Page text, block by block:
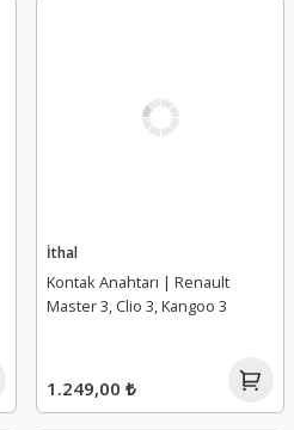
İthal
Kontak Anahtarı | Renault
Master 3, Clio 3, Kangoo 3
1.249,00 ₺